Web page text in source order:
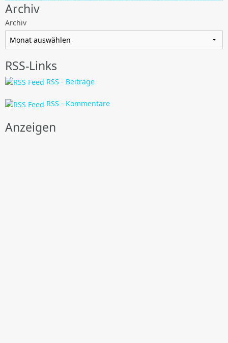
Archiv
Archiv
RSS-Links
RSS - Beiträge
RSS - Kommentare
Anzeigen